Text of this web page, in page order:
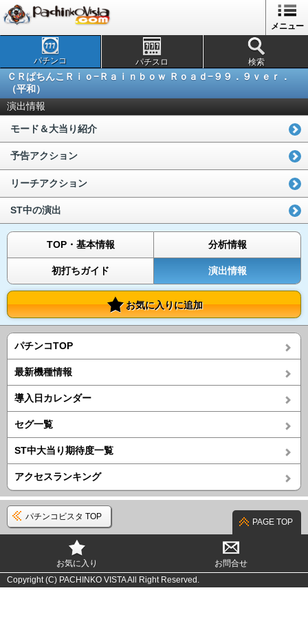
メニュー
パチンコ パチスロ 検索
ＣＲぱちんこＲｉｏ−Ｒａｉｎｂｏｗ Ｒｏａｄ−９９．９ｖｅｒ．
（平和）
演出情報
モード＆大当り紹介
予告アクション
リーチアクション
ST中の演出
TOP・基本情報 分析情報
初打ちガイド 演出情報
お気に入りに追加
パチンコTOP
最新機種情報
導入日カレンダー
セグ一覧
ST中大当り期待度一覧
アクセスランキング
パチンコビスタ TOP
PAGE TOP
お気に入り
お問合せ
Copyright (C) PACHINKO VISTA All Right Reserved.